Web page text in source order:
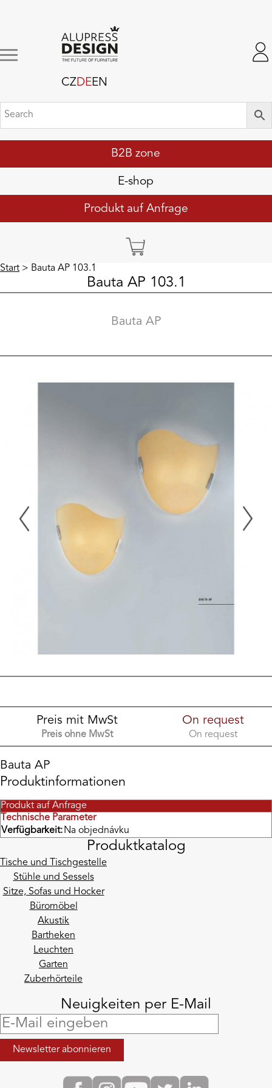
B2B zone
E-shop
Produkt auf Anfrage
CZDEEN
Start > Bauta AP 103.1
Bauta AP 103.1
Bauta AP
Bauta AP
Preis mit MwSt On request
Preis ohne MwSt On request
Produktinformationen
Technische Parameter
Produkt auf Anfrage
Verfügbarkeit:Na objednávku
Produktkatalog
Tische und Tischgestelle
Stühle und Sessels
Sitze, Sofas und Hocker
Büromöbel
Akustik
Bartheken
Leuchten
Garten
Zuberhörteile
Neuigkeiten per E-Mail